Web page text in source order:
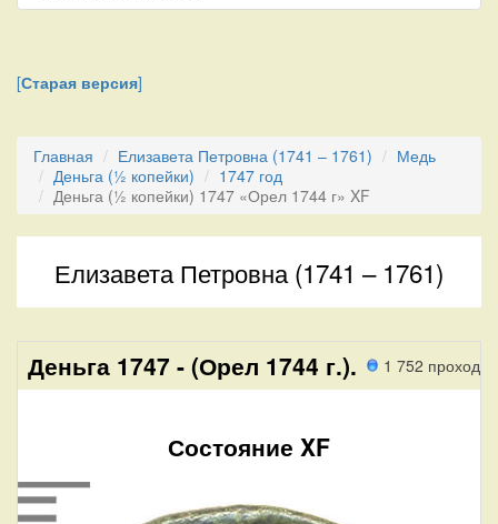
[Старая версия]
Главная Елизавета Петровна (1741 – 1761)
Медь
Деньга (½ копейки)
1747 год
Деньга (½ копейки) 1747 «Орел 1744 г» XF
Елизавета Петровна (1741 – 1761)
1 752 проход
Деньга 1747 - (Орел 1744 г.).
Состояние XF